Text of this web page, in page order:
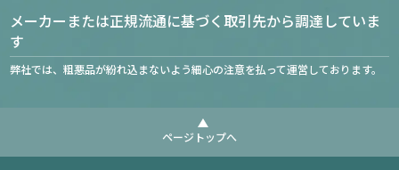
メーカーまたは正規流通に基づく取引先から調達していま
す
弊社では、粗悪品が紛れ込まないよう細心の注意を払って運営しております。
ページトップへ